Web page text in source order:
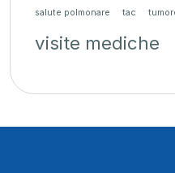
salute polmonare tac
visite mediche